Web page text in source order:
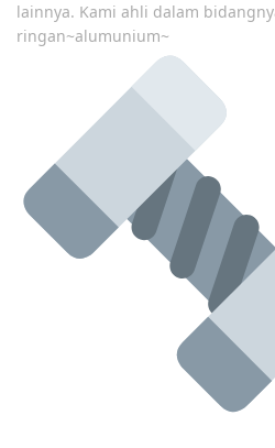
lainnya. Kami ahli dalam
ringan~alumunium~